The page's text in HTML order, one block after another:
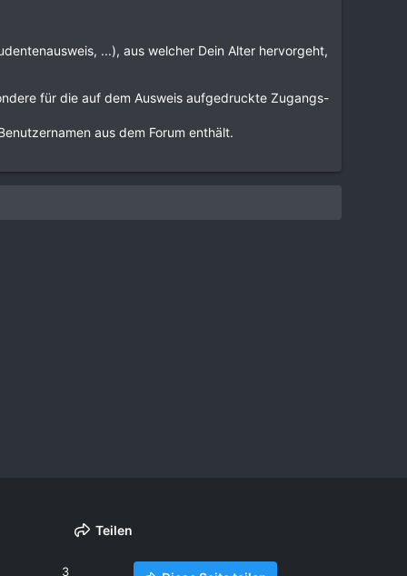
...), aus welcher Dein Alter hervorgeht,
für die auf dem Ausweis aufgedruckte Zugangs-
aus dem Forum enthält.
3
Teilen